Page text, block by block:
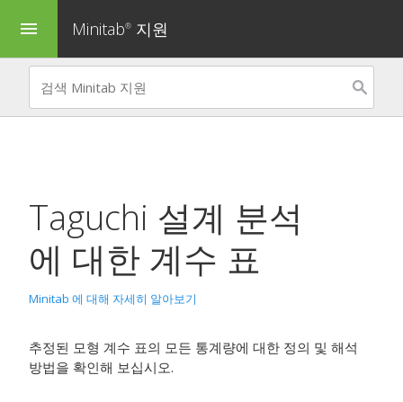
menu Minitab® 지원
Taguchi 설계 분석
에 대한 계수 표
Minitab 에 대해 자세히 알아보기
추정된 모형 계수 표의 모든 통계량에 대한 정의 및 해석
방법을 확인해 보십시오.